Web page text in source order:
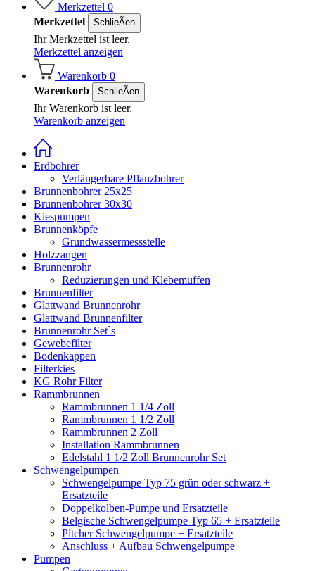
Merkzettel 0
Merkzettel
SchlieÃen
Ihr Merkzettel ist leer.
Merkzettel anzeigen
Warenkorb 0
Warenkorb
SchlieÃen
Ihr Warenkorb ist leer.
Warenkorb anzeigen
Erdbohrer
Verlängerbare Pflanzbohrer
Brunnenbohrer 25x25
Brunnenbohrer 30x30
Kiespumpen
Brunnenköpfe
Grundwassermessstelle
Holzzangen
Brunnenrohr
Reduzierungen und Klebemuffen
Brunnenfilter
Glattwand Brunnenrohr
Glattwand Brunnenfilter
Brunnenrohr Set`s
Gewebefilter
Bodenkappen
Filterkies
KG Rohr Filter
Rammbrunnen
Rammbrunnen 1 1/4 Zoll
Rammbrunnen 1 1/2 Zoll
Rammbrunnen 2 Zoll
Installation Rammbrunnen
Edelstahl 1 1/2 Zoll Brunnenrohr Set
Schwengelpumpen
Schwengelpumpe Typ 75 grün oder schwarz +
Ersatzteile
Doppelkolben-Pumpe und Ersatzteile
Belgische Schwengelpumpe Typ 65 + Ersatzteile
Pitcher Schwengelpumpe + Ersatzteile
Anschluss + Aufbau Schwengelpumpe
Pumpen